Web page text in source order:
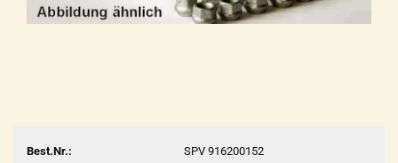
Best.Nr.:
SPV 916200152